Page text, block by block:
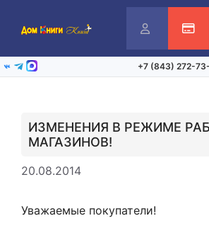
Личный
ВКонтакте
Telegram
Max +7 (843) 272-
ИЗМЕНЕНИЯ В РЕЖИМЕ
МАГАЗИНОВ!
20.08.2014
Уважаемые покупатели!